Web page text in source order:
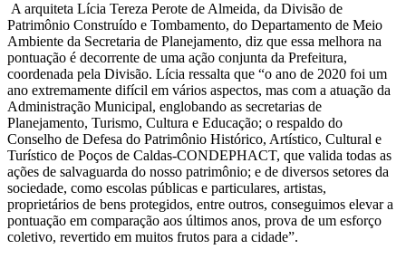
A arquiteta Lícia Tereza Perote de Almeida, da Divisão de
Patrimônio Construído e Tombamento, do Departamento de Meio
Ambiente da Secretaria de Planejamento, diz que essa melhora na
pontuação é decorrente de uma ação conjunta da Prefeitura,
coordenada pela Divisão. Lícia ressalta que “o ano de 2020 foi um
ano extremamente difícil em vários aspectos, mas com a atuação da
Administração Municipal, englobando as secretarias de
Planejamento, Turismo, Cultura e Educação; o respaldo do
Conselho de Defesa do Patrimônio Histórico, Artístico, Cultural e
Turístico de Poços de Caldas-CONDEPHACT, que valida todas as
ações de salvaguarda do nosso patrimônio; e de diversos setores da
sociedade, como escolas públicas e particulares, artistas,
proprietários de bens protegidos, entre outros, conseguimos elevar a
pontuação em comparação aos últimos anos, prova de um esforço
coletivo, revertido em muitos frutos para a cidade”.